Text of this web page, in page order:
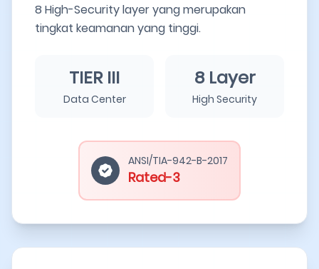
8 High-Security layer yang merupakan
tingkat keamanan yang tinggi.
TIER III
Data Center
8 Layer
High Security
ANSI/TIA-942-B-2017
Rated-3